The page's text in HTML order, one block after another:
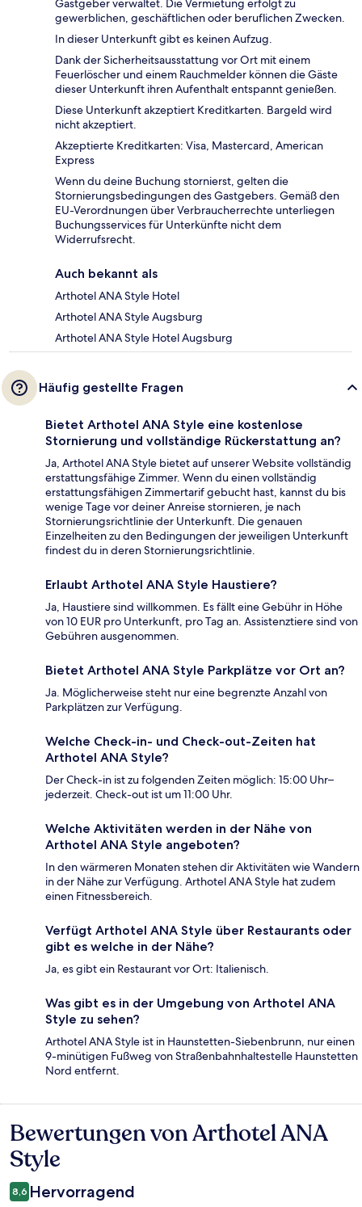
Gastgeber verwaltet. Die Vermietung erfolgt zu
gewerblichen, geschäftlichen oder beruflichen Zwecken.
In dieser Unterkunft gibt es keinen Aufzug.
Dank der Sicherheitsausstattung vor Ort mit einem
Feuerlöscher und einem Rauchmelder können die Gäste
dieser Unterkunft ihren Aufenthalt entspannt genießen.
Diese Unterkunft akzeptiert Kreditkarten. Bargeld wird
nicht akzeptiert.
Akzeptierte Kreditkarten: Visa, Mastercard, American
Express
Wenn du deine Buchung stornierst, gelten die
Stornierungsbedingungen des Gastgebers. Gemäß den
EU-Verordnungen über Verbraucherrechte unterliegen
Buchungsservices für Unterkünfte nicht dem
Widerrufsrecht.
Auch bekannt als
Arthotel ANA Style Hotel
Arthotel ANA Style Augsburg
Arthotel ANA Style Hotel Augsburg
Häufig gestellte Fragen
Bietet Arthotel ANA Style eine kostenlose
Stornierung und vollständige Rückerstattung an?
Ja, Arthotel ANA Style bietet auf unserer Website vollständig
erstattungsfähige Zimmer. Wenn du einen vollständig
erstattungsfähigen Zimmertarif gebucht hast, kannst du bis
wenige Tage vor deiner Anreise stornieren, je nach
Stornierungsrichtlinie der Unterkunft. Die genauen
Einzelheiten zu den Bedingungen der jeweiligen Unterkunft
findest du in deren Stornierungsrichtlinie.
Erlaubt Arthotel ANA Style Haustiere?
Ja, Haustiere sind willkommen. Es fällt eine Gebühr in Höhe
von 10 EUR pro Unterkunft, pro Tag an. Assistenztiere sind von
Gebühren ausgenommen.
Bietet Arthotel ANA Style Parkplätze vor Ort an?
Ja. Möglicherweise steht nur eine begrenzte Anzahl von
Parkplätzen zur Verfügung.
Welche Check-in- und Check-out-Zeiten hat
Arthotel ANA Style?
Der Check-in ist zu folgenden Zeiten möglich: 15:00 Uhr–
jederzeit. Check-out ist um 11:00 Uhr.
Welche Aktivitäten werden in der Nähe von
Arthotel ANA Style angeboten?
In den wärmeren Monaten stehen dir Aktivitäten wie Wandern
in der Nähe zur Verfügung. Arthotel ANA Style hat zudem
einen Fitnessbereich.
Verfügt Arthotel ANA Style über Restaurants oder
gibt es welche in der Nähe?
Ja, es gibt ein Restaurant vor Ort: Italienisch.
Was gibt es in der Umgebung von Arthotel ANA
Style zu sehen?
Arthotel ANA Style ist in Haunstetten-Siebenbrunn, nur einen
9-minütigen Fußweg von Straßenbahnhaltestelle Haunstetten
Nord entfernt.
Bewertungen
Bewertungen von Arthotel ANA
Style
8,6 Hervorragend